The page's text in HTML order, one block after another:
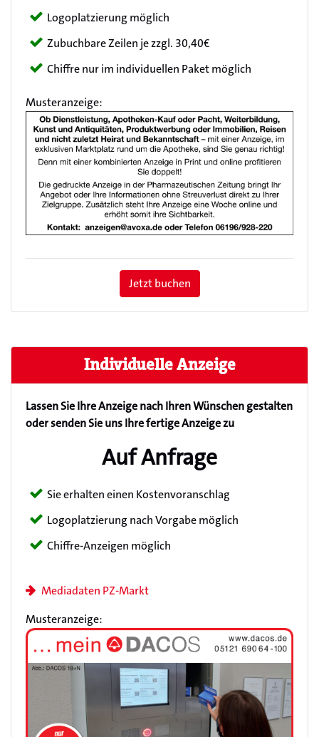
Logoplatzierung möglich
Zubuchbare Zeilen je zzgl. 30,40€
Chiffre nur im individuellen Paket möglich
Musteranzeige:
Jetzt buchen
Individuelle Anzeige
Lassen Sie Ihre Anzeige nach Ihren Wünschen gestalten
oder senden Sie uns Ihre fertige Anzeige zu
Auf Anfrage
Sie erhalten einen Kostenvoranschlag
Logoplatzierung nach Vorgabe möglich
Chiffre-Anzeigen möglich
Mediadaten PZ-Markt
Musteranzeige: